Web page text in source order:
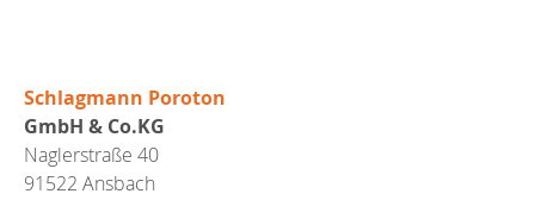
Schlagmann Poroton
GmbH & Co.KG
Naglerstraße 40
91522 Ansbach